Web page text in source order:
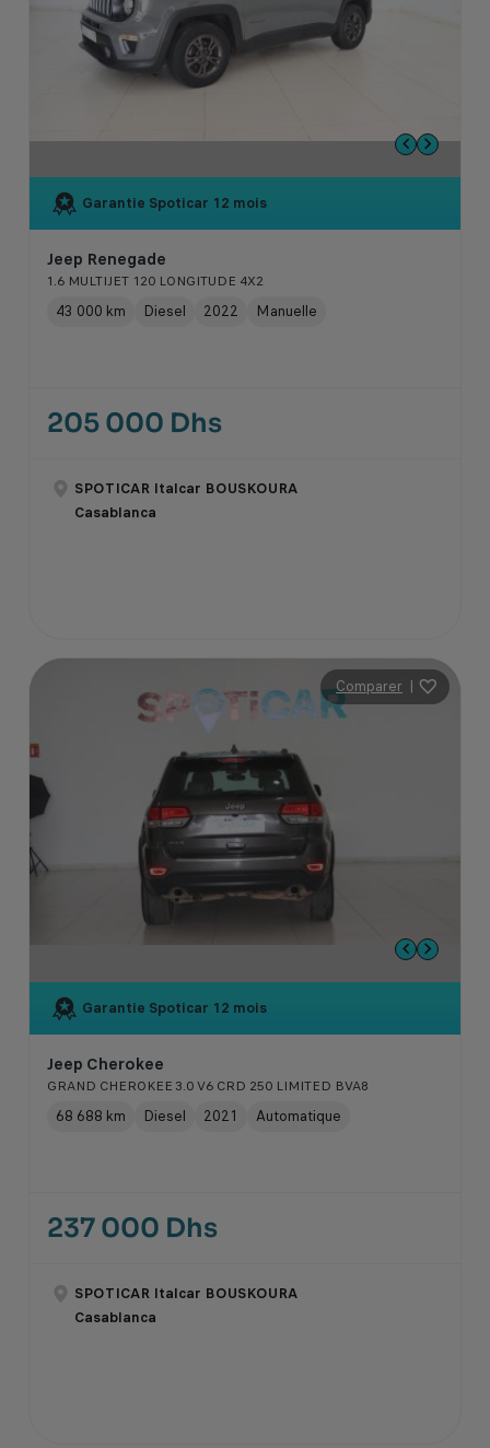
Garantie Spoticar 12 mois
Jeep Renegade
1.6 MULTIJET 120 LONGITUDE 4X2
43 000 km Diesel 2022 Manuelle
205 000 Dhs
SPOTICAR Italcar BOUSKOURA
Casablanca
Comparer |
Garantie Spoticar 12 mois
Jeep Cherokee
GRAND CHEROKEE 3.0 V6 CRD 250 LIMITED BVA8
68 688 km Diesel 2021 Automatique
237 000 Dhs
SPOTICAR Italcar BOUSKOURA
Casablanca